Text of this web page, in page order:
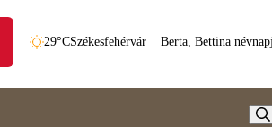
29°CSzékesfehérvár Berta, Bettina